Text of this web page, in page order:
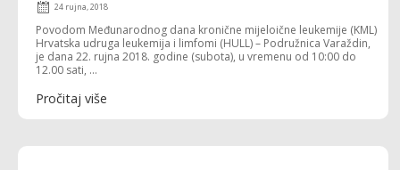
24 rujna, 2018
Povodom Međunarodnog dana kronične mijeloične leukemije (KML)
Hrvatska udruga leukemija i limfomi (HULL) – Podružnica Varaždin,
je dana 22. rujna 2018. godine (subota), u vremenu od 10:00 do
12.00 sati, ...
Pročitaj više